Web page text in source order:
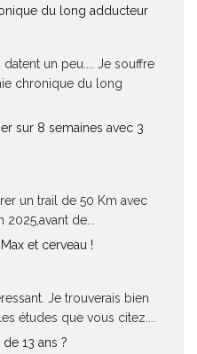
du long adducteur
un peu.... Je souffre
chronique du long
sur 8 semaines avec 3
un trail de 50 Km avec
de...
et cerveau !
Je trouverais bien
études que vous citez....
13 ans ?